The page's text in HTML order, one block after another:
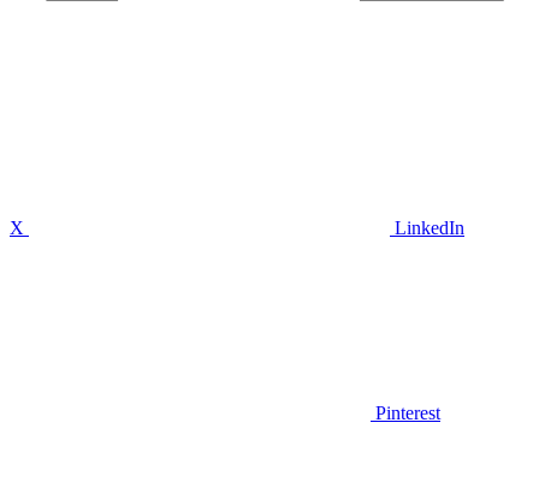
X LinkedIn
Pinterest